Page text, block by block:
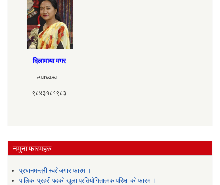
दिलामाया मगर
उपाध्यक्ष्य
९८४३१८१९८३
नमुना फारमहरु
प्रधानमन्त्री स्वरोजगार फारम ।
पालिका प्रहरी पदको खुला प्रतियोगितात्मक परिक्षा को फारम ।